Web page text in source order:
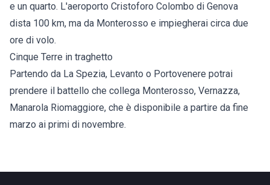
e un quarto. L'aeroporto Cristoforo Colombo di Genova
dista 100 km, ma da Monterosso e impiegherai circa due
ore di volo.
Cinque Terre in traghetto
Partendo da La Spezia, Levanto o Portovenere potrai
prendere il battello che collega Monterosso, Vernazza,
Manarola Riomaggiore, che è disponibile a partire da fine
marzo ai primi di novembre.